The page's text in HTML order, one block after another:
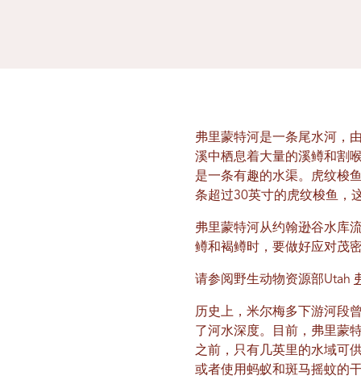
弗里蒙特河是一条尾水河，
溪中栖息着大量的溪鳟和割
是一条有趣的水渠。虎纹梭
条超过30英寸的虎纹梭鱼，
弗里蒙特河从约翰逊谷水库
鳟和褐鳟时，要做好应对茂
请参阅野生动物资源部Utah
历史上，米尔梅多下游河段
了河水深度。目前，弗里蒙
之前，只有几英里的水域可
或者使用蚂蚁和斑马摇蚊的